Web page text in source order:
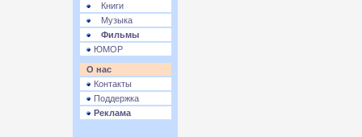
Книги
Музыка
Фильмы
ЮМОР
О нас
Контакты
Поддержка
Реклама